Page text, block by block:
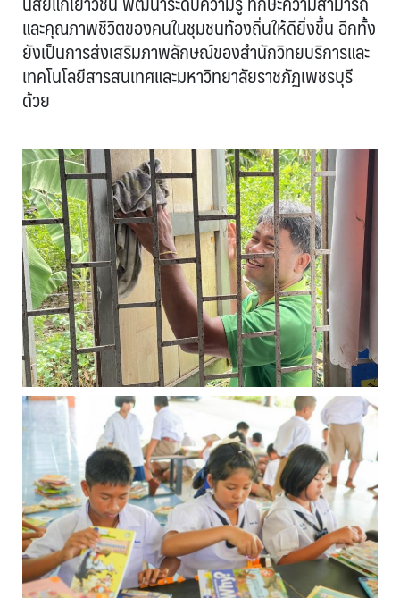
และคุณภาพชีวิตของคนในชุมชนท้องถิ่นให้ดียิ่งขึ้น อีกทั้ง
ยังเป็นการส่งเสริมภาพลักษณ์ของสำนักวิทยบริการและ
เทคโนโลยีสารสนเทศและมหาวิทยาลัยราชภัฏเพชรบุรี
ด้วย